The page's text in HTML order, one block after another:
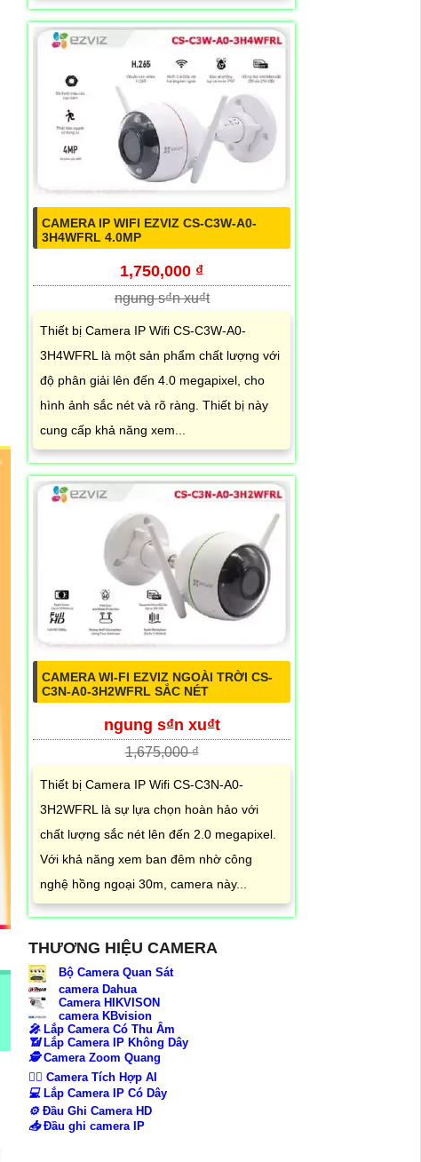
CAMERA IP WIFI EZVIZ CS-C3W-A0-
3H4WFRL 4.0MP
1,750,000 ₫
ngung s₫n xu₫t
Thiết bị Camera IP Wifi CS-C3W-A0-
3H4WFRL là một sản phẩm chất lượng với
độ phân giải lên đến 4.0 megapixel, cho
hình ảnh sắc nét và rõ ràng. Thiết bị này
cung cấp khả năng xem...
CAMERA WI-FI EZVIZ NGOÀI TRỜI CS-
C3N-A0-3H2WFRL SẮC NÉT
ngung s₫n xu₫t
1,675,000 ₫
Thiết bị Camera IP Wifi CS-C3N-A0-
3H2WFRL là sự lựa chọn hoàn hảo với
chất lượng sắc nét lên đến 2.0 megapixel.
Với khả năng xem ban đêm nhờ công
nghệ hồng ngoại 30m, camera này...
THƯƠNG HIỆU CAMERA
Bộ Camera Quan Sát
camera Dahua
Camera HIKVISON
camera KBvision
️🎤️ Lắp Camera Có Thu Âm
📶 Lắp Camera IP Không Dây
🕵️Camera Zoom Quang
🧛‍♀️ Camera Tích Hợp AI
💻Lắp Camera IP Có Dây
⚙️Đầu Ghi Camera HD
📥Đầu ghi camera IP